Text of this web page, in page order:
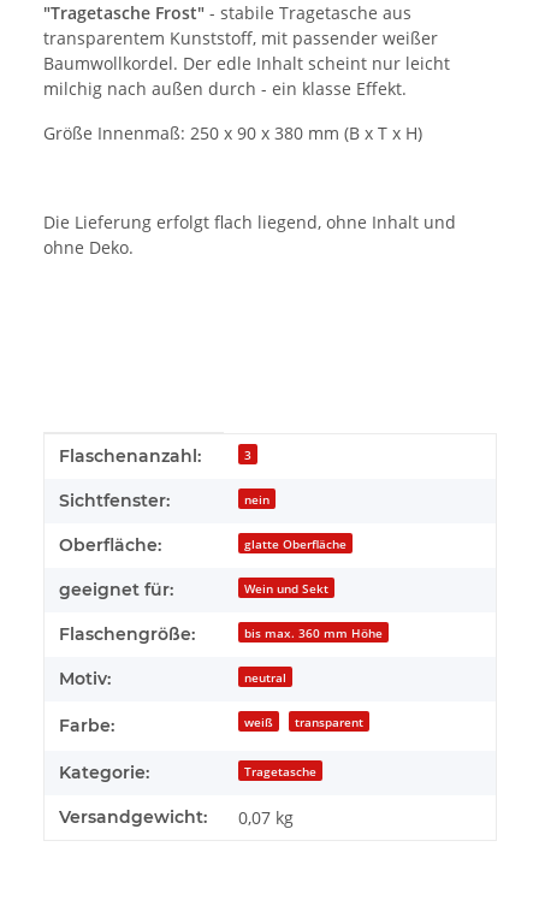
"Tragetasche Frost" - stabile Tragetasche aus
transparentem Kunststoff, mit passender weißer
Baumwollkordel. Der edle Inhalt scheint nur leicht
milchig nach außen durch - ein klasse Effekt.
Größe Innenmaß: 250 x 90 x 380 mm (B x T x H)
Die Lieferung erfolgt flach liegend, ohne Inhalt und
ohne Deko.
Produkteigenschaft
Wert
Flaschenanzahl: 3
Sichtfenster: nein
Oberfläche: glatte Oberfläche
geeignet für: Wein und Sekt
Flaschengröße: bis max. 360 mm Höhe
Motiv: neutral
Farbe: weiß transparent
Kategorie: Tragetasche
Versandgewicht: 0,07 kg